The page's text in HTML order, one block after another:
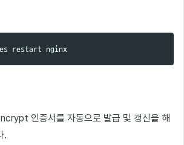
인증서를 자동으로 발급 및 갱신을 해
.